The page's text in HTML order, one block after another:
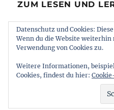
ZUM LESEN UND
Euroncap
Tong
Impressum
Datenschutz und Cookies:
Wenn du die Website
Verwendung von Cookies zu.
Weitere Informationen,
Cookies, findest du hier: